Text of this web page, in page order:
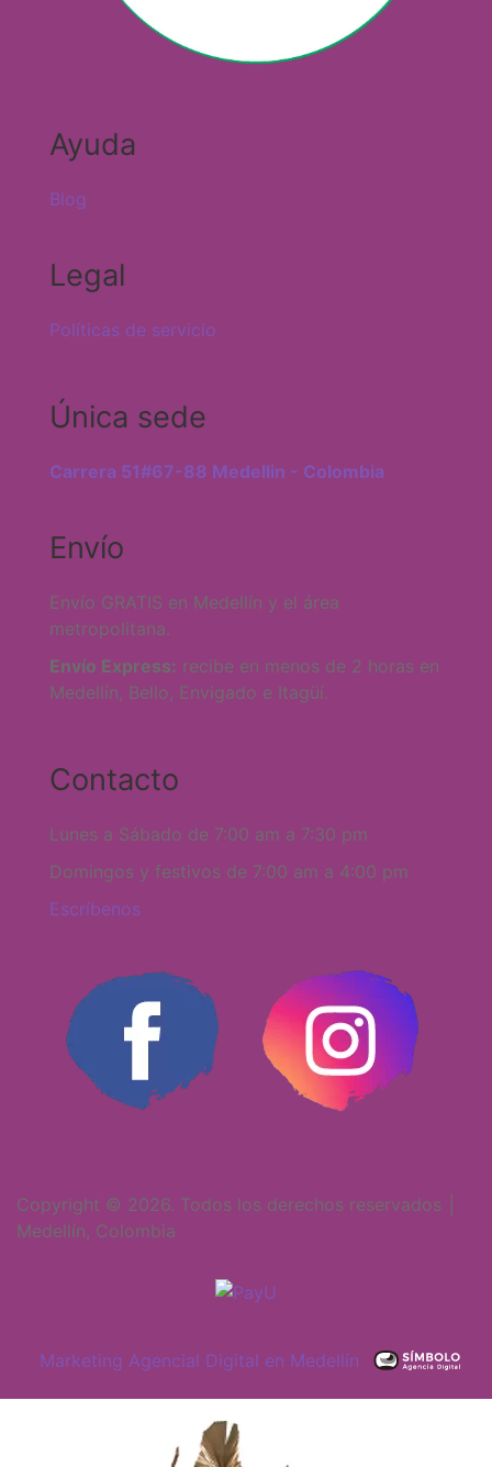
Ayuda
Blog
Legal
Políticas de servicio
Única sede
Carrera 51#67-88 Medellin - Colombia
Envío
Envío GRATIS en Medellín y el área
metropolitana.
Envío Express: recibe en menos de 2 horas en
Medellín, Bello, Envigado e Itagüí.
Contacto
Lunes a Sábado de 7:00 am a 7:30 pm
Domingos y festivos de 7:00 am a 4:00 pm
Escríbenos
Copyright © 2026. Todos los derechos reservados │
Medellín, Colombia
Marketing Agencial Digital en Medellín